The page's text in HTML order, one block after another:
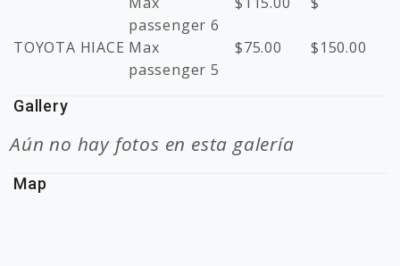
passenger 6
TOYOTA HIACE Max
passenger 5
$75.00 $150.00
Gallery
Aún no hay fotos en esta galería
Map